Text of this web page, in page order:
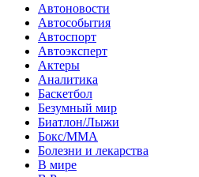
Автоновости
Автособытия
Автоспорт
Автоэксперт
Актеры
Аналитика
Баскетбол
Безумный мир
Биатлон/Лыжи
Бокс/MMA
Болезни и лекарства
В мире